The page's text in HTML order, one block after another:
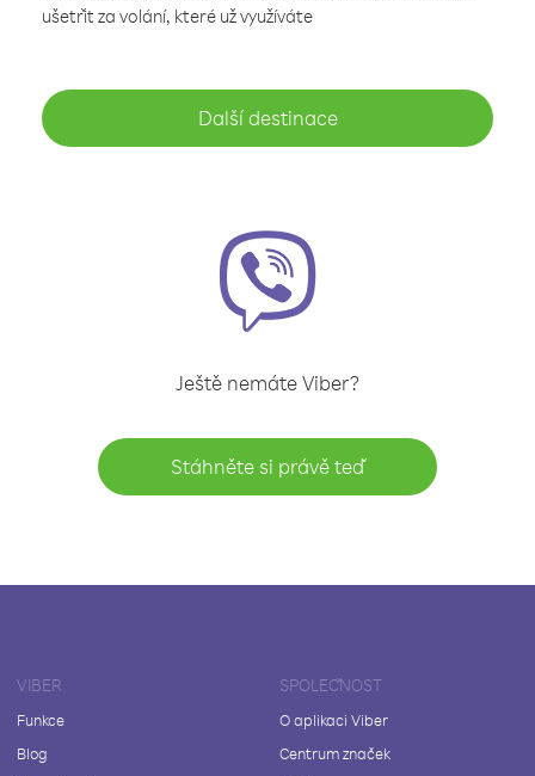
ušetřit za volání, které už využíváte
Další destinace
Ještě nemáte Viber?
Stáhněte si právě teď
VIBER
Funkce
Blog
SPOLEČNOST
O aplikaci Viber
Centrum značek